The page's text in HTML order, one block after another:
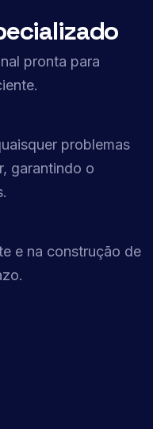
pronta para
problemas
garantindo o
e na construção de